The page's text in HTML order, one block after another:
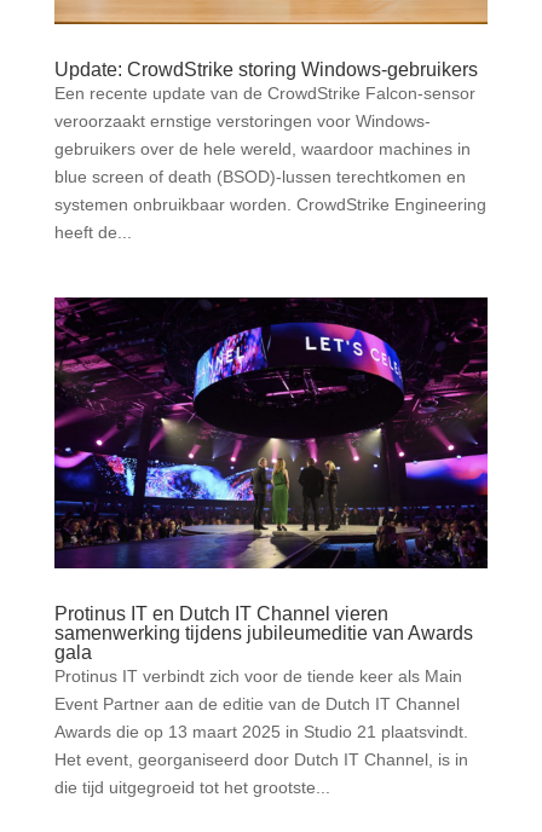
Update: CrowdStrike storing Windows-gebruikers
Een recente update van de CrowdStrike Falcon-sensor
veroorzaakt ernstige verstoringen voor Windows-
gebruikers over de hele wereld, waardoor machines in
blue screen of death (BSOD)-lussen terechtkomen en
systemen onbruikbaar worden. CrowdStrike Engineering
heeft de...
Protinus IT en Dutch IT Channel vieren
samenwerking tijdens jubileumeditie van Awards
gala
Protinus IT verbindt zich voor de tiende keer als Main
Event Partner aan de editie van de Dutch IT Channel
Awards die op 13 maart 2025 in Studio 21 plaatsvindt.
Het event, georganiseerd door Dutch IT Channel, is in
die tijd uitgegroeid tot het grootste...